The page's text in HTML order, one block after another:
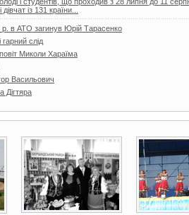
дівчат із 131 країни...
р. в АТО загинув Юрій Тарасенко
гарний слід
Миколи Хараїма
Васильович
Дігтяра
2 фото